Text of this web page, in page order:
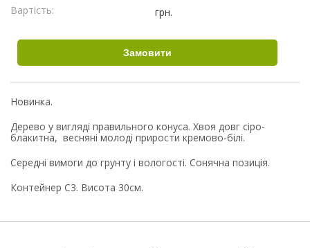
Вартість: грн.
Новинка.
Дерево у вигляді правильного конуса. Хвоя довг сіро-
блакитна, весняні молоді прирости кремово-білі.
Середні вимоги до грунту і вологості. Сонячна позиція.
Контейнер С3. Висота 30см.